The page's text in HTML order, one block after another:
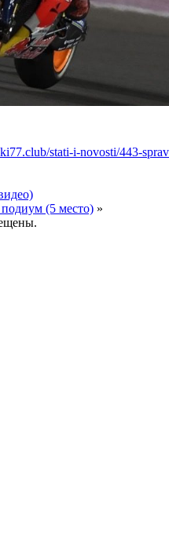
stati-i-novosti/443-
(5 место) »